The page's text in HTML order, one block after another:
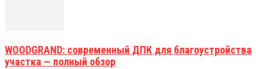
WOODGRAND: современный ДПК для благоустройства
участка — полный обзор